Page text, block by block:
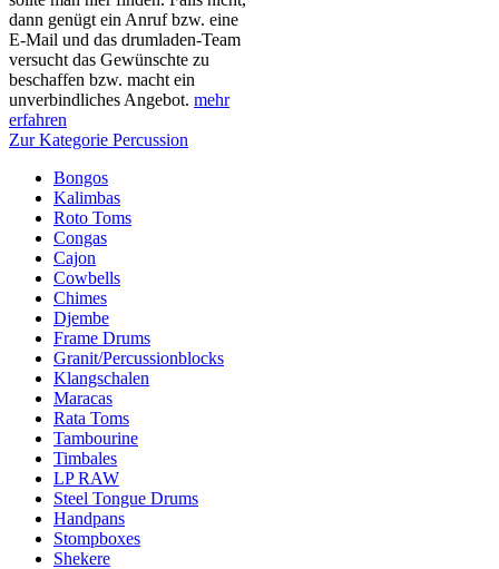
dann genügt ein Anruf bzw. eine
E-Mail und das drumladen-Team
versucht das Gewünschte zu
beschaffen bzw. macht ein
unverbindliches Angebot. mehr
erfahren
Zur Kategorie Percussion
Bongos
Kalimbas
Roto Toms
Congas
Cajon
Cowbells
Chimes
Djembe
Frame Drums
Granit/Percussionblocks
Klangschalen
Maracas
Rata Toms
Tambourine
Timbales
LP RAW
Steel Tongue Drums
Handpans
Stompboxes
Shekere